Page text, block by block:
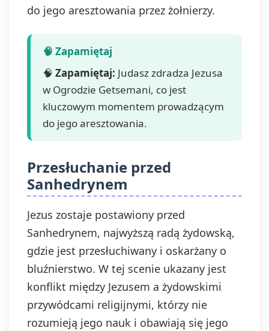
do jego aresztowania przez żołnierzy.
🧠 Zapamiętaj: Judasz zdradza Jezusa
w Ogrodzie Getsemani, co jest
kluczowym momentem prowadzącym
do jego aresztowania.
Przesłuchanie przed
Sanhedrynem
Jezus zostaje postawiony przed
Sanhedrynem, najwyższą radą żydowską,
gdzie jest przesłuchiwany i oskarżany o
bluźnierstwo. W tej scenie ukazany jest
konflikt między Jezusem a żydowskimi
przywódcami religijnymi, którzy nie
rozumieją jego nauk i obawiają się jego